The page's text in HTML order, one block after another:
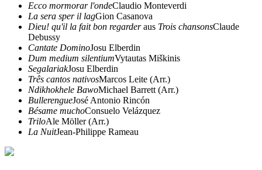
Ecco mormorar l'ondeClaudio Monteverdi
La sera sper il lagGion Casanova
Dieu! qu'il la fait bon regarderaus Trois chansonsClaude
Debussy
Cantate DominoJosu Elberdin
Dum medium silentiumVytautas Miškinis
SegalariakJosu Elberdin
Três cantos nativosMarcos Leite (Arr.)
Ndikhokhele BawoMichael Barrett (Arr.)
BullerengueJosé Antonio Rincón
Bésame muchoConsuelo Velázquez
TriloAle Möller (Arr.)
La NuitJean-Philippe Rameau